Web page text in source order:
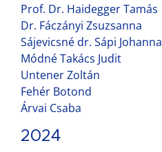
Prof. Dr. Haidegger Tamás
Dr. Fáczányi Zsuzsanna
Sájevicsné dr. Sápi Johanna
Módné Takács Judit
Untener Zoltán
Fehér Botond
Árvai Csaba
2024